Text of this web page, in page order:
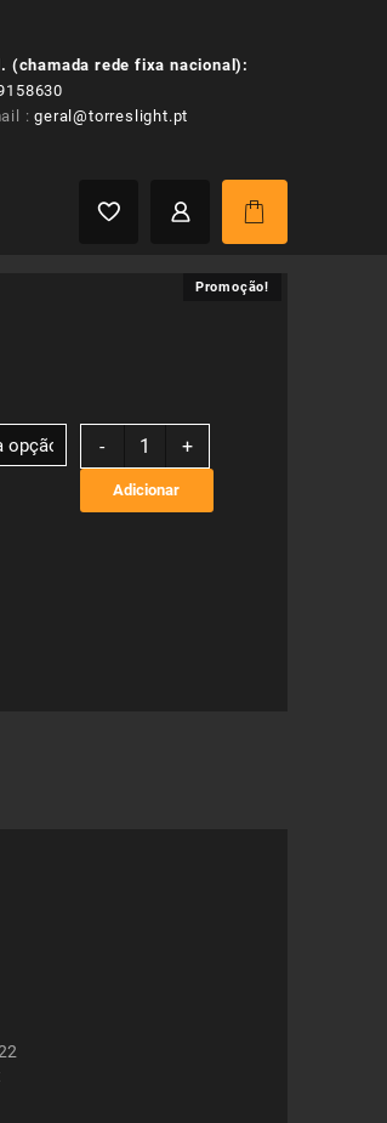
(chamada rede fixa nacional):
:geral@torreslight.pt
Promoção!
-
Quantidade
A65
E27
+
Adicionar
Promoção!